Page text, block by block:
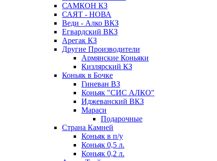
САМКОН КЗ
САЯТ - НОВА
Веди - Алко ВКЗ
Егвардский ВКЗ
Арегак КЗ
Другие Производители
Армянские Коньяки
Кизлярский КЗ
Коньяк в Бочке
Гиневан ВЗ
Коньяк "СИС АЛКО"
Иджеванский ВКЗ
Мараси
Подарочные
Страна Камней
Коньяк в п/у
Коньяк 0,5 л.
Коньяк 0,2 л.